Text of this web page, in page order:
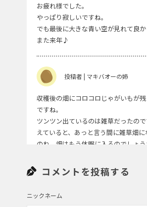
お疲れ様でした。
やっぱり寂しいですね。
でも最後に大きな青い空が見れて良か
また来年♪
投稿者 | マキバオーの姉
収穫後の畑にコロコロじゃがいもが残
ですね。
ツンツン出ているのは雑草だったの
えていると、あっと言う間に雑草畑に
のね。畑はもう休眠に入るのでしょ
ケットの到着を待つだけだわ！当たれ
コメントを投稿する
ニックネーム